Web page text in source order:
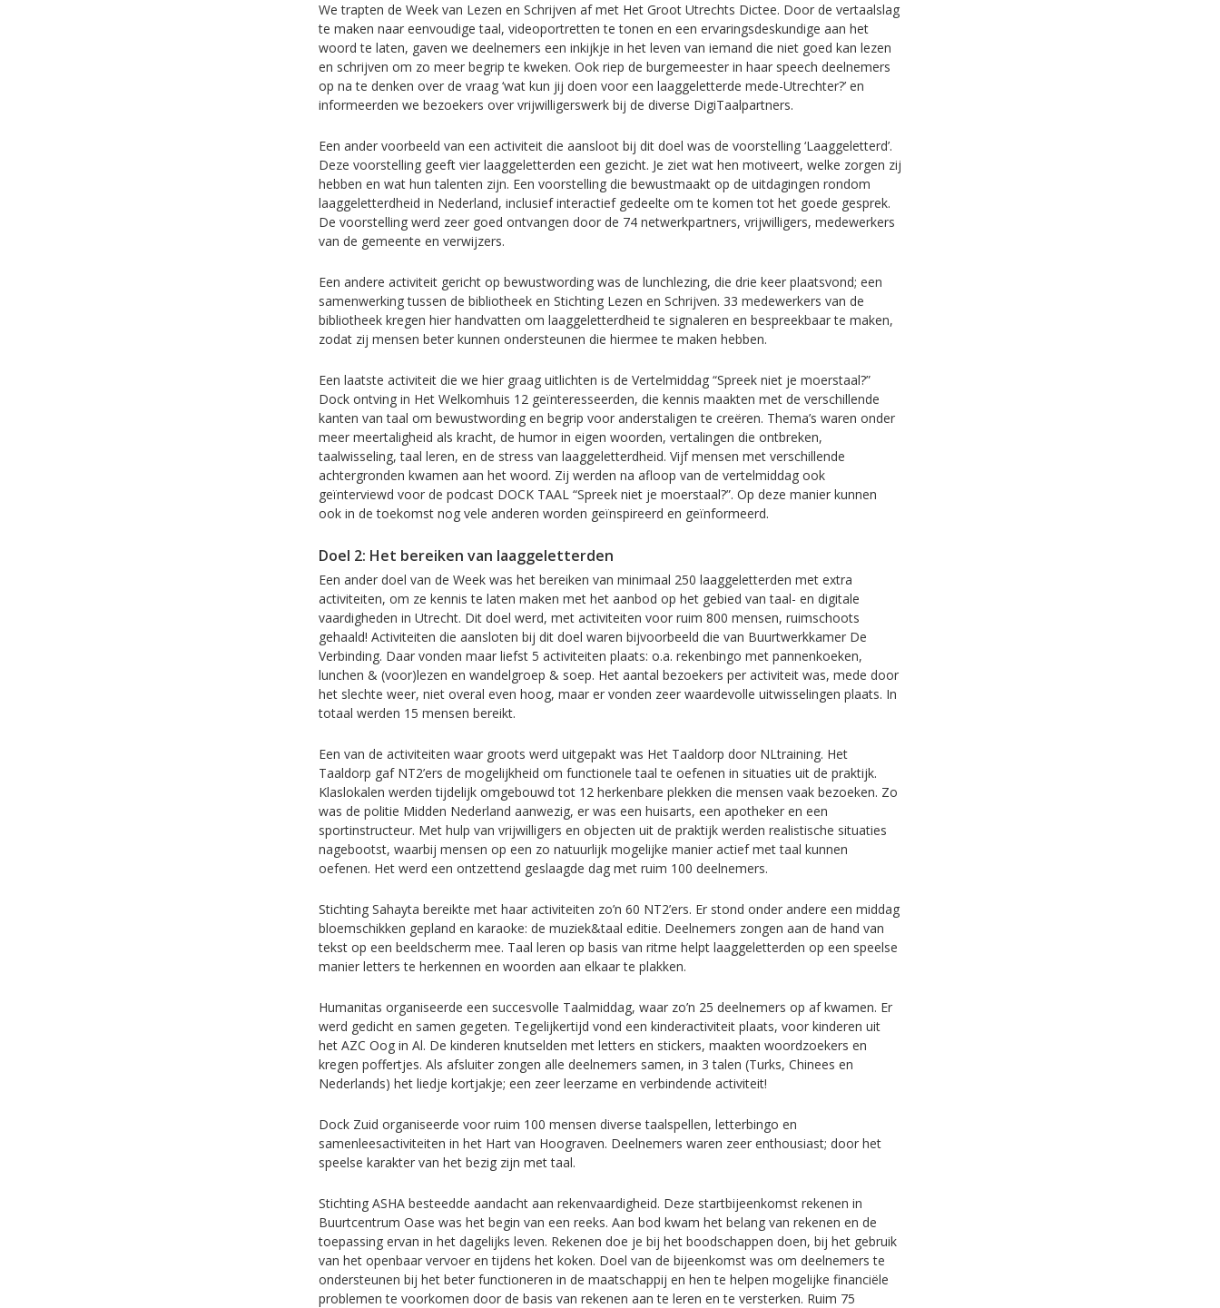
We trapten de Week van Lezen en Schrijven af met Het Groot Utrechts Dictee. Door de vertaalslag
te maken naar eenvoudige taal, videoportretten te tonen en een ervaringsdeskundige aan het
woord te laten, gaven we deelnemers een inkijkje in het leven van iemand die niet goed kan lezen
en schrijven om zo meer begrip te kweken. Ook riep de burgemeester in haar speech deelnemers
op na te denken over de vraag ‘wat kun jij doen voor een laaggeletterde mede-Utrechter?’ en
informeerden we bezoekers over vrijwilligerswerk bij de diverse DigiTaalpartners.
Een ander voorbeeld van een activiteit die aansloot bij dit doel was de voorstelling ‘Laaggeletterd’.
Deze voorstelling geeft vier laaggeletterden een gezicht. Je ziet wat hen motiveert, welke zorgen zij
hebben en wat hun talenten zijn. Een voorstelling die bewustmaakt op de uitdagingen rondom
laaggeletterdheid in Nederland, inclusief interactief gedeelte om te komen tot het goede gesprek.
De voorstelling werd zeer goed ontvangen door de 74 netwerkpartners, vrijwilligers, medewerkers
van de gemeente en verwijzers.
Een andere activiteit gericht op bewustwording was de lunchlezing, die drie keer plaatsvond; een
samenwerking tussen de bibliotheek en Stichting Lezen en Schrijven. 33 medewerkers van de
bibliotheek kregen hier handvatten om laaggeletterdheid te signaleren en bespreekbaar te maken,
zodat zij mensen beter kunnen ondersteunen die hiermee te maken hebben.
Een laatste activiteit die we hier graag uitlichten is de Vertelmiddag “Spreek niet je moerstaal?”
Dock ontving in Het Welkomhuis 12 geïnteresseerden, die kennis maakten met de verschillende
kanten van taal om bewustwording en begrip voor anderstaligen te creëren. Thema’s waren onder
meer meertaligheid als kracht, de humor in eigen woorden, vertalingen die ontbreken,
taalwisseling, taal leren, en de stress van laaggeletterdheid. Vijf mensen met verschillende
achtergronden kwamen aan het woord. Zij werden na afloop van de vertelmiddag ook
geïnterviewd voor de podcast DOCK TAAL “Spreek niet je moerstaal?”. Op deze manier kunnen
ook in de toekomst nog vele anderen worden geïnspireerd en geïnformeerd.
Doel 2: Het bereiken van laaggeletterden
Een ander doel van de Week was het bereiken van minimaal 250 laaggeletterden met extra
activiteiten, om ze kennis te laten maken met het aanbod op het gebied van taal- en digitale
vaardigheden in Utrecht. Dit doel werd, met activiteiten voor ruim 800 mensen, ruimschoots
gehaald! Activiteiten die aansloten bij dit doel waren bijvoorbeeld die van Buurtwerkkamer De
Verbinding. Daar vonden maar liefst 5 activiteiten plaats: o.a. rekenbingo met pannenkoeken,
lunchen & (voor)lezen en wandelgroep & soep. Het aantal bezoekers per activiteit was, mede door
het slechte weer, niet overal even hoog, maar er vonden zeer waardevolle uitwisselingen plaats. In
totaal werden 15 mensen bereikt.
Een van de activiteiten waar groots werd uitgepakt was Het Taaldorp door NLtraining. Het
Taaldorp gaf NT2’ers de mogelijkheid om functionele taal te oefenen in situaties uit de praktijk.
Klaslokalen werden tijdelijk omgebouwd tot 12 herkenbare plekken die mensen vaak bezoeken. Zo
was de politie Midden Nederland aanwezig, er was een huisarts, een apotheker en een
sportinstructeur. Met hulp van vrijwilligers en objecten uit de praktijk werden realistische situaties
nagebootst, waarbij mensen op een zo natuurlijk mogelijke manier actief met taal kunnen
oefenen. Het werd een ontzettend geslaagde dag met ruim 100 deelnemers.
Stichting Sahayta bereikte met haar activiteiten zo’n 60 NT2’ers. Er stond onder andere een middag
bloemschikken gepland en karaoke: de muziek&taal editie. Deelnemers zongen aan de hand van
tekst op een beeldscherm mee. Taal leren op basis van ritme helpt laaggeletterden op een speelse
manier letters te herkennen en woorden aan elkaar te plakken.
Humanitas organiseerde een succesvolle Taalmiddag, waar zo’n 25 deelnemers op af kwamen. Er
werd gedicht en samen gegeten. Tegelijkertijd vond een kinderactiviteit plaats, voor kinderen uit
het AZC Oog in Al. De kinderen knutselden met letters en stickers, maakten woordzoekers en
kregen poffertjes. Als afsluiter zongen alle deelnemers samen, in 3 talen (Turks, Chinees en
Nederlands) het liedje kortjakje; een zeer leerzame en verbindende activiteit!
Dock Zuid organiseerde voor ruim 100 mensen diverse taalspellen, letterbingo en
samenleesactiviteiten in het Hart van Hoograven. Deelnemers waren zeer enthousiast; door het
speelse karakter van het bezig zijn met taal.
Stichting ASHA besteedde aandacht aan rekenvaardigheid. Deze startbijeenkomst rekenen in
Buurtcentrum Oase was het begin van een reeks. Aan bod kwam het belang van rekenen en de
toepassing ervan in het dagelijks leven. Rekenen doe je bij het boodschappen doen, bij het gebruik
van het openbaar vervoer en tijdens het koken. Doel van de bijeenkomst was om deelnemers te
ondersteunen bij het beter functioneren in de maatschappij en hen te helpen mogelijke financiële
problemen te voorkomen door de basis van rekenen aan te leren en te versterken. Ruim 75